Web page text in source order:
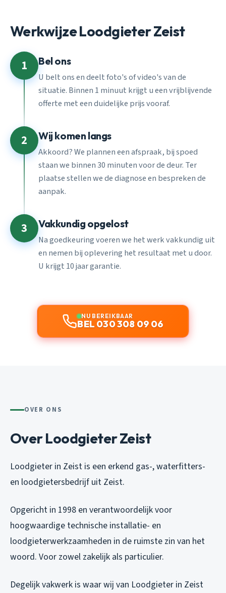
Werkwijze Loodgieter Zeist
1 Bel ons
U belt ons en deelt foto's of video's van de
situatie. Binnen 1 minuut krijgt u een vrijblijvende
offerte met een duidelijke prijs vooraf.
2 Wij komen langs
Akkoord? We plannen een afspraak, bij spoed
staan we binnen 30 minuten voor de deur. Ter
plaatse stellen we de diagnose en bespreken de
aanpak.
3 Vakkundig opgelost
Na goedkeuring voeren we het werk vakkundig uit
en nemen bij oplevering het resultaat met u door.
U krijgt 10 jaar garantie.
NU BEREIKBAAR
BEL 030 308 09 06
OVER ONS
Over Loodgieter Zeist
Loodgieter in Zeist is een erkend gas-, waterfitters-
en loodgietersbedrijf uit Zeist.
Opgericht in 1998 en verantwoordelijk voor
hoogwaardige technische installatie- en
loodgieterwerkzaamheden in de ruimste zin van het
woord. Voor zowel zakelijk als particulier.
Degelijk vakwerk is waar wij van Loodgieter in Zeist